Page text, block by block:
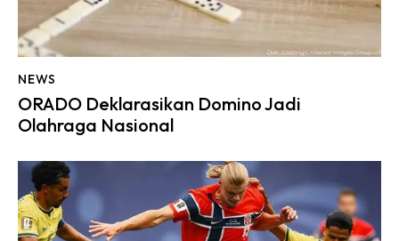
NEWS
ORADO Deklarasikan Domino Jadi
Olahraga Nasional